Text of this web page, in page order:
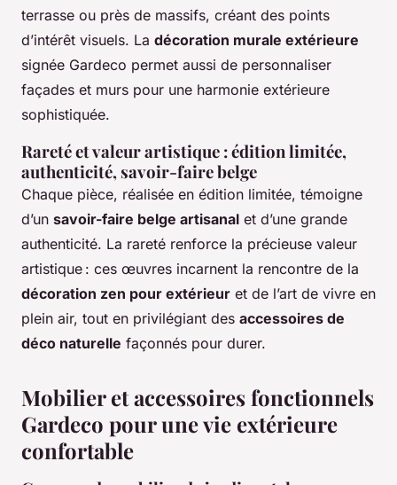
terrasse ou près de massifs, créant des points
d’intérêt visuels. La décoration murale extérieure
signée Gardeco permet aussi de personnaliser
façades et murs pour une harmonie extérieure
sophistiquée.
Rareté et valeur artistique : édition limitée,
authenticité, savoir-faire belge
Chaque pièce, réalisée en édition limitée, témoigne
d’un savoir-faire belge artisanal et d’une grande
authenticité. La rareté renforce la précieuse valeur
artistique : ces œuvres incarnent la rencontre de la
décoration zen pour extérieur et de l’art de vivre en
plein air, tout en privilégiant des accessoires de
déco naturelle façonnés pour durer.
Mobilier et accessoires fonctionnels
Gardeco pour une vie extérieure
confortable